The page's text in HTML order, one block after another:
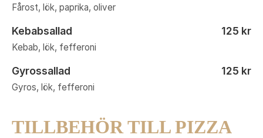
Fårost, lök, paprika, oliver
Kebabsallad 125 kr
Kebab, lök, fefferoni
Gyrossallad 125 kr
Gyros, lök, fefferoni
TILLBEHÖR TILL PIZZA